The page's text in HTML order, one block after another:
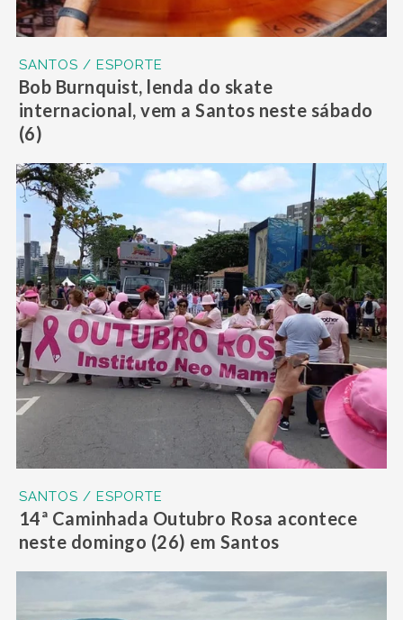
SANTOS / ESPORTE
Bob Burnquist, lenda do skate
internacional, vem a Santos neste sábado
(6)
SANTOS / ESPORTE
14ª Caminhada Outubro Rosa acontece
neste domingo (26) em Santos